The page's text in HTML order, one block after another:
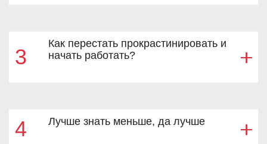
3
Как перестать прокрастинировать и
начать работать?
4 Лучше знать меньше, да лучше